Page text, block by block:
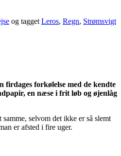
og tagget Leros, Regn, Strømsvigt
firdages forkølelse med de kendte
en næse i frit løb og øjenlåg
selvom det ikke er så slemt
er afsted i fire uger.